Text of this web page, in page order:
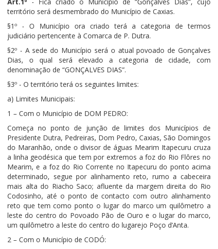
território será desmembrado do Município de Caxias.
§1º - O Município ora criado terá a categoria de termos
judiciário pertencente à Comarca de P. Dutra.
§2º - A sede do Município será o atual povoado de Gonçalves
Dias, o qual será elevado a categoria de cidade, com
denominação de “GONÇALVES DIAS”.
§3º - O território terá os seguintes limites:
a) Limites Municipais:
1 – Com o Município de DOM PEDRO:
Começa no ponto de junção de limites dos Municípios de
Presidente Dutra, Pedreiras, Dom Pedro, Caxias, São Domingos
do Maranhão, onde o divisor de águas Mearim Itapecuru cruza
a linha geodésica que tem por extremos a foz do Rio Flôres no
Mearim, e a foz do Rio Corrente no Itapecuru do ponto acima
determinado, segue por alinhamento reto, rumo a cabeceira
mais alta do Riacho Saco; afluente da margem direita do Rio
Codosinho, até o ponto de contacto com outro alinhamento
reto que tem como ponto o lugar do marco um quilômetro a
leste do centro do Povoado Pão de Ouro e o lugar do marco,
um quilômetro a leste do centro do lugarejo Poço d’Anta.
2 – Com o Município de CODÓ: